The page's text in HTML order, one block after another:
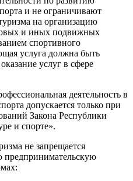
и не ограничивают
на организацию
и иных подвижных
спортивного
услуга должна быть
услуг в сфере
деятельность в
допускается только при
Закона Республики
и спорте».
не запрещается
предпринимательскую